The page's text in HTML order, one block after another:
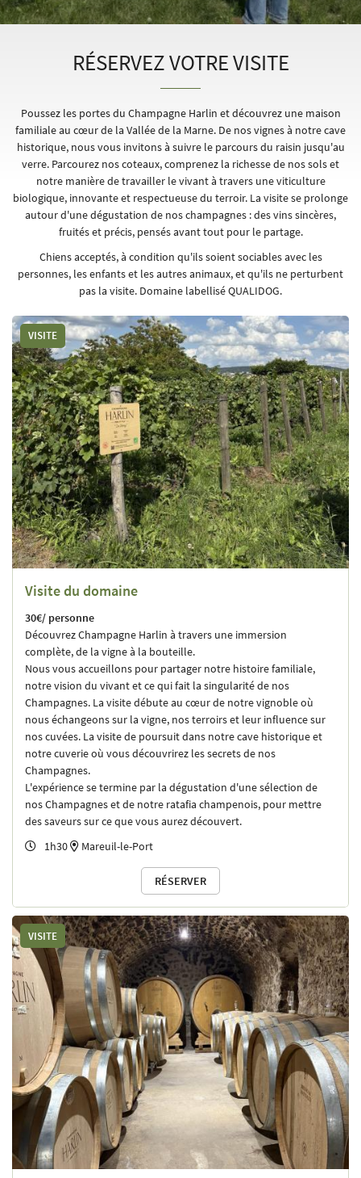
INSCRIPTION
RÉSERVEZ VOTRE VISITE
Poussez les portes du Champagne Harlin et découvrez une maison
familiale au cœur de la Vallée de la Marne. De nos vignes à notre cave
historique, nous vous invitons à suivre le parcours du raisin jusqu'au
verre. Parcourez nos coteaux, comprenez la richesse de nos sols et
notre manière de travailler le vivant à travers une viticulture
biologique, innovante et respectueuse du terroir. La visite se prolonge
autour d'une dégustation de nos champagnes : des vins sincères,
fruités et précis, pensés avant tout pour le partage.
Chiens acceptés, à condition qu'ils soient sociables avec les
personnes, les enfants et les autres animaux, et qu'ils ne perturbent
pas la visite. Domaine labellisé QUALIDOG.
VISITE
Visite du domaine
30€/ personne
Découvrez Champagne Harlin à travers une immersion
complète, de la vigne à la bouteille.
Nous vous accueillons pour partager notre histoire familiale,
notre vision du vivant et ce qui fait la singularité de nos
Champagnes. La visite débute au cœur de notre vignoble où
nous échangeons sur la vigne, nos terroirs et leur influence sur
nos cuvées. La visite de poursuit dans notre cave historique et
notre cuverie où vous découvrirez les secrets de nos
Champagnes.
L'expérience se termine par la dégustation d'une sélection de
nos Champagnes et de notre ratafia champenois, pour mettre
des saveurs sur ce que vous aurez découvert.
1h30  Mareuil-le-Port
RÉSERVER
VISITE